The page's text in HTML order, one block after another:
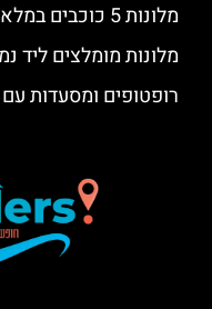
מלונות 5 כוכבים במלאגה
מלונות מומלצים ליד
רופטופים ומסעדות